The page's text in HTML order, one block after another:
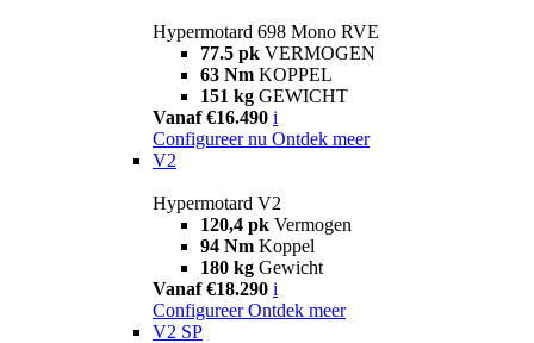
Hypermotard 698 Mono RVE
77.5 pk VERMOGEN
63 Nm KOPPEL
151 kg GEWICHT
Vanaf €16.490 i
Configureer nu Ontdek meer
V2
Hypermotard V2
120,4 pk Vermogen
94 Nm Koppel
180 kg Gewicht
Vanaf €18.290 i
Configureer Ontdek meer
V2 SP